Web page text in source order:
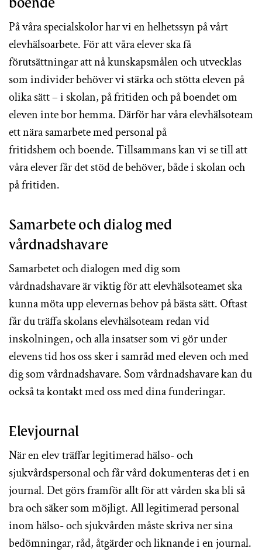
På våra specialskolor har vi en helhetssyn på vårt
elevhälsoarbete. För att våra elever ska få
förutsättningar att nå kunskapsmålen och utvecklas
som individer behöver vi stärka och stötta eleven på
olika sätt – i skolan, på fritiden och på boendet om
eleven inte bor hemma. Därför har våra elevhälsoteam
ett nära samarbete med personal på
fritidshem och boende. Tillsammans kan vi se till att
våra elever får det stöd de behöver, både i skolan och
på fritiden.
Samarbete och dialog med
vårdnadshavare
Samarbetet och dialogen med dig som
vårdnadshavare är viktig för att elevhälsoteamet ska
kunna möta upp elevernas behov på bästa sätt. Oftast
får du träffa skolans elevhälsoteam redan vid
inskolningen, och alla insatser som vi gör under
elevens tid hos oss sker i samråd med eleven och med
dig som vårdnadshavare. Som vårdnadshavare kan du
också ta kontakt med oss med dina funderingar.
Elevjournal
När en elev träffar legitimerad hälso- och
sjukvårdspersonal och får vård dokumenteras det i en
journal. Det görs framför allt för att vården ska bli så
bra och säker som möjligt. All legitimerad personal
inom hälso- och sjukvården måste skriva ner sina
bedömningar, råd, åtgärder och liknande i en journal.